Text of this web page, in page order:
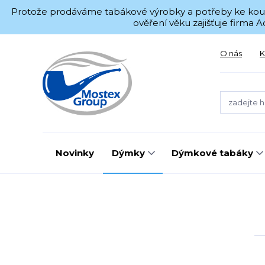
Protože prodáváme tabákové výrobky a potřeby ke
ověření věku zajišťuje firma
O nás
Novinky Dýmky Dýmkové tabáky